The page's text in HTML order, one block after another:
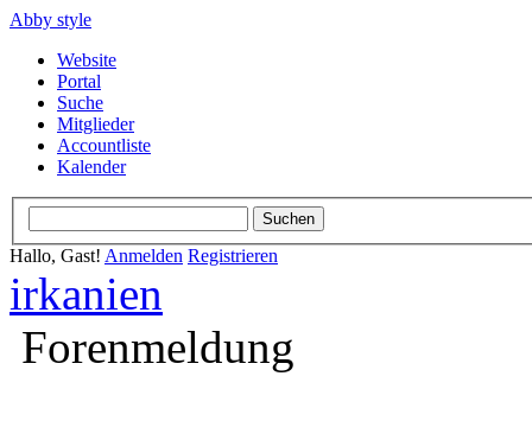
Abby style
Website
Portal
Suche
Mitglieder
Accountliste
Kalender
Hallo, Gast! Anmelden Registrieren
irkanien
Forenmeldung